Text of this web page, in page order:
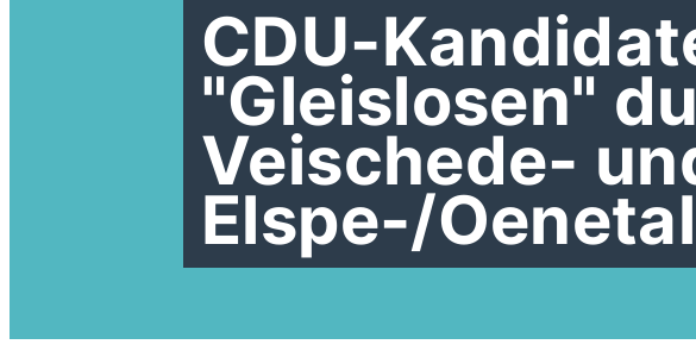
CDU-
"Gleislosen"
Veischede-
Elspe-/Oenetal